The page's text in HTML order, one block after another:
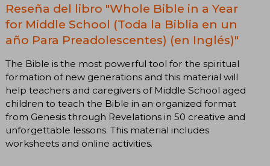
Reseña del libro "Whole Bible in a Year
for Middle School (Toda la Biblia en un
año Para Preadolescentes) (en Inglés)"
The Bible is the most powerful tool for the spiritual
formation of new generations and this material will
help teachers and caregivers of Middle School aged
children to teach the Bible in an organized format
from Genesis through Revelations in 50 creative and
unforgettable lessons. This material includes
worksheets and online activities.